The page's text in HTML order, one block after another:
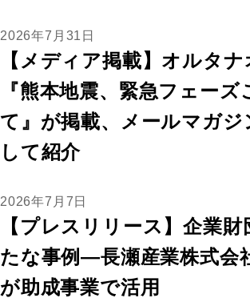
2026年7月31日
【メディア掲載】オルタ
『熊本地震、緊急フェー
て』が掲載、メールマガ
して紹介
2026年7月7日
【プレスリリース】企業
たな事例―長瀬産業株式会
が助成事業で活用